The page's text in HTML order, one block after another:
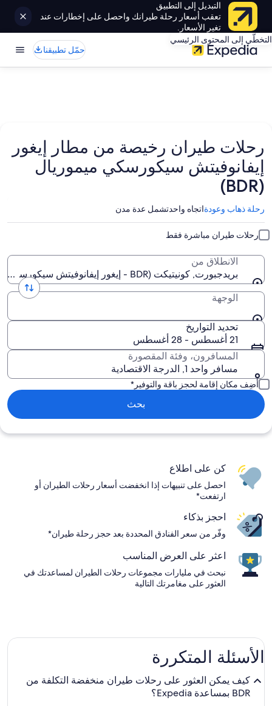
التبديل إلى التطبيق
تعقب أسعار رحلة طيرانك واحصل على إخطارات عند
تغير الأسعار.
التخطّي إلى المحتوى الرئيسي
حمّل تطبيقنا
رحلات طيران رخيصة من مطار إيغور
إيفانوفيتش سيكورسكي ميموريال
(BDR)
رحلة ذهاب وعودةاتجاه واحدتشمل عدة مدن
رحلات طيران مباشرة فقط
الانطلاق من
بريدجبورت, كونيتيكت (BDR - إيغور إيفانوفيتش سيكورسكي ميموريال)
الوجهة
تحديد التواريخ
21 أغسطس - 28 أغسطس
المسافرون، وفئة المقصورة
مسافر واحد 1, الدرجة الاقتصادية
أضِف مكان إقامة لحجز باقة والتوفير*
بحث
كن على اطلاع
احصل على تنبيهات إذا انخفضت أسعار رحلات الطيران أو
ارتفعت*
احجز بذكاء
وفّر من سعر الفنادق المحددة بعد حجز رحلة طيران*
اعثر على العرض المناسب
نبحث في مليارات مجموعات رحلات الطيران لمساعدتك في
العثور على مغامرتك التالية
الأسئلة المتكررة
كيف يمكن العثور على رحلات طيران منخفضة التكلفة من
BDR بمساعدة Expedia؟